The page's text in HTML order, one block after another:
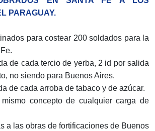
PARAGUAY.
para costear 200 soldados para la
de cada tercio de yerba, 2 id por salida
no siendo para Buenos Aires.
de cada arroba de tabaco y de azúcar.
concepto de cualquier carga de
a las obras de fortificaciones de Buenos